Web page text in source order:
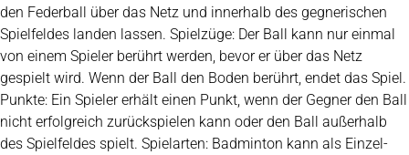
den Federball über das Netz und innerhalb des gegnerischen
Spielfeldes landen lassen. Spielzüge: Der Ball kann nur einmal
von einem Spieler berührt werden, bevor er über das Netz
gespielt wird. Wenn der Ball den Boden berührt, endet das Spiel.
Punkte: Ein Spieler erhält einen Punkt, wenn der Gegner den Ball
nicht erfolgreich zurückspielen kann oder den Ball außerhalb
des Spielfeldes spielt. Spielarten: Badminton kann als Einzel-